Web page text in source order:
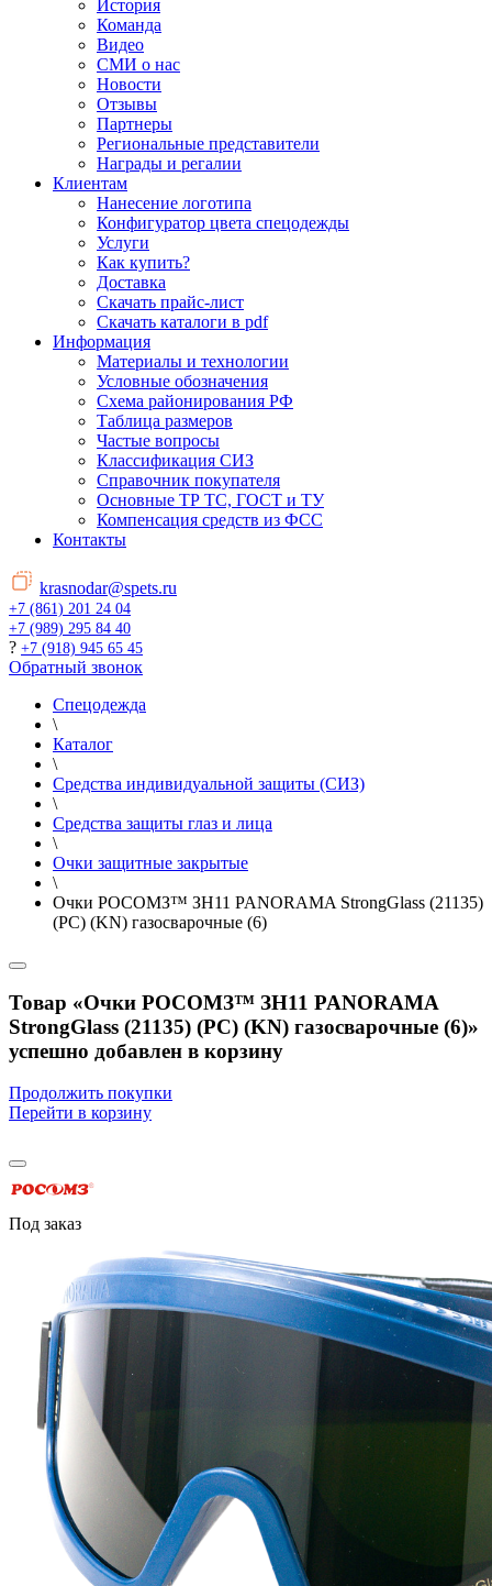
История
Команда
Видео
СМИ о нас
Новости
Отзывы
Партнеры
Региональные представители
Награды и регалии
Клиентам
Нанесение логотипа
Конфигуратор цвета спецодежды
Услуги
Как купить?
Доставка
Скачать прайс-лист
Скачать каталоги в pdf
Информация
Материалы и технологии
Условные обозначения
Схема районирования РФ
Таблица размеров
Частые вопросы
Классификация СИЗ
Справочник покупателя
Основные ТР ТС, ГОСТ и ТУ
Компенсация средств из ФСС
Контакты
krasnodar@spets.ru
+7 (861) 201 24 04
+7 (989) 295 84 40
? +7 (918) 945 65 45
Обратный звонок
Спецодежда
\
Каталог
\
Средства индивидуальной защиты (СИЗ)
\
Средства защиты глаз и лица
\
Очки защитные закрытые
\
Очки РОСОМЗ™ ЗН11 PANORAMA StrongGlass (21135)
(PC) (KN) газосварочные (6)
Товар «Очки РОСОМЗ™ ЗН11 PANORAMA
StrongGlass (21135) (PC) (KN) газосварочные (6)»
успешно добавлен в корзину
Продолжить покупки
Перейти в корзину
Под заказ